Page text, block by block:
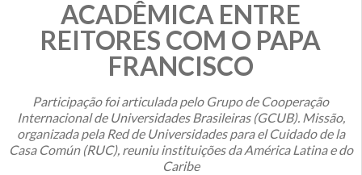
ACADÊMICA ENTRE
REITORES COM O PAPA
FRANCISCO
Participação foi articulada pelo Grupo de Cooperação
Internacional de Universidades Brasileiras (GCUB). Missão,
organizada pela Red de Universidades para el Cuidado de la
Casa Común (RUC), reuniu instituições da América Latina e do
Caribe